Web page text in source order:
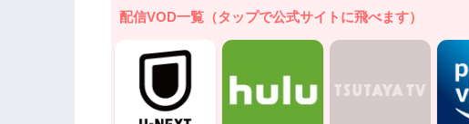
配信VOD一覧（タップで公式サイトに飛べます）